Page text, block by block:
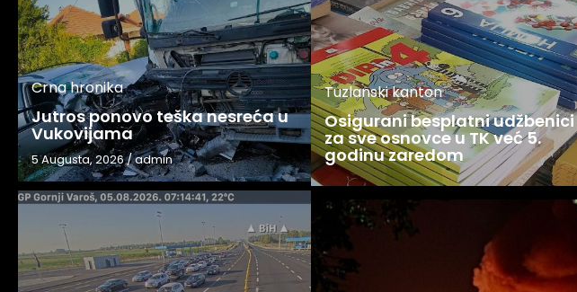
Crna hronika
Jutros ponovo teška nesreća u
Vukovijama
5 Augusta, 2026/admin
Tuzlanski kanton
Osigurani besplatni udžbenici
za sve osnovce u TK već 5.
godinu zaredom